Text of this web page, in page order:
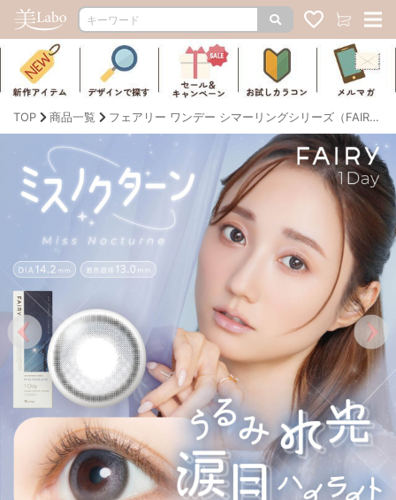
TOP 商品一覧 フェアリー ワンデー シマーリングシリーズ（FAIRY 1day Shimmering Series）